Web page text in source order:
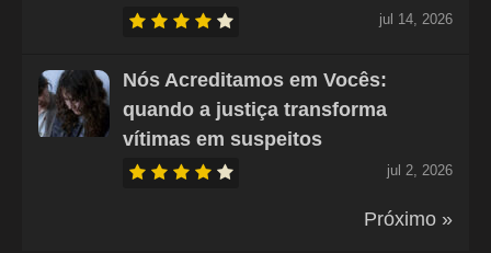
jul 14, 2026
Nós Acreditamos em Vocês:
quando a justiça transforma
vítimas em suspeitos
jul 2, 2026
Próximo »